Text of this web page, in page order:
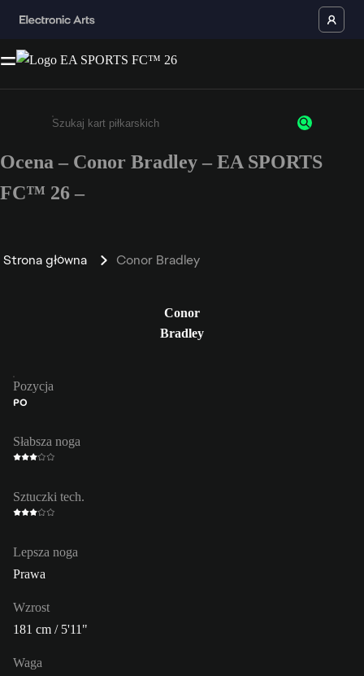
Wpisz co najmniej 3 znaki lub cyfry.
Ocena – Conor Bradley – EA SPORTS
FC™ 26 –
Strona główna Conor Bradley
Conor
Bradley
Pozycja
PO
Słabsza noga
Sztuczki tech.
Lepsza noga
Prawa
Wzrost
181 cm / 5'11"
Waga